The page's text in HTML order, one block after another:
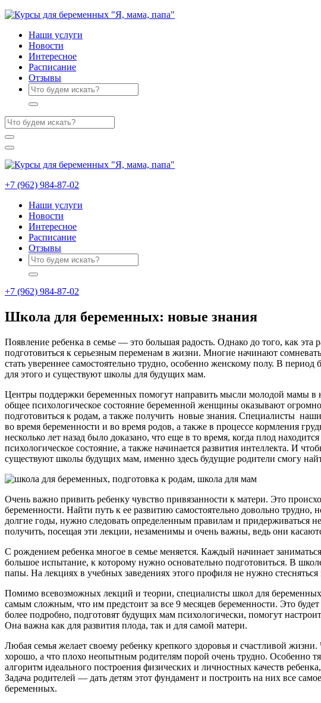
Наши услуги
Новости
Интересное
Расписание
Отзывы
+7 (962) 984-87-02
Наши услуги
Новости
Интересное
Расписание
Отзывы
+7 (962) 984-87-02
Школа для беременных: новые знания
Появление ребенка в семье — это большая радость. Однако до того, как
подготовиться к серьезным переменам в жизни. Многие начинают
стать увереннее самостоятельно трудно, особенно женскому полу. В
для этого и существуют школы для будущих мам.
Центры поддержки беременных помогут направить мысли молодой мамы в
общее психологическое состояние беременной женщины оказывают
подготовиться к родам, а также получить новые знания. Специалисты
во время беременности и во время родов, а также в процессе кормления
несколько лет назад было доказано, что еще в то время, когда плод
психологическое состояние, а также начинается развития интеллекта. И
существуют школы будущих мам, именно здесь будущие родители смогу
Очень важно привить ребенку чувство привязанности к матери. Это
беременности. Найти путь к ее развитию самостоятельно довольно трудно,
долгие годы, нужно следовать определенным правилам и
получить, посещая эти лекции, незаменимы и очень важны, ведь они
С рождением ребенка многое в семье меняется. Каждый начинает
большое испытание, к которому нужно основательно подготовиться. В
папы. На лекциях в учебных заведениях этого профиля не нужно
Помимо всевозможных лекций и теории, специалисты школ для
самым сложным, что им предстоит за все 9 месяцев беременности. Это
более подробно, подготовят будущих мам психологически, помогут
Она важна как для развития плода, так и для самой матери.
Любая семья желает своему ребенку крепкого здоровья и счастливой
хорошо, а что плохо неопытным родителям порой очень трудно. Особенно
алгоритм идеального построения физических и личностных качеств
Задача родителей — дать детям этот фундамент и построить на них все
беременных.